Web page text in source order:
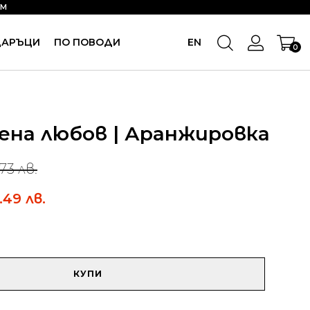
ПО ПОВОДИ EN 0
любов | Аранжировка
лв.
лв.
КУПИ